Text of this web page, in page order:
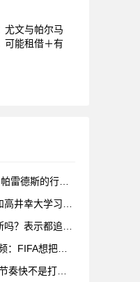
尤文与帕尔马
可能租借＋有